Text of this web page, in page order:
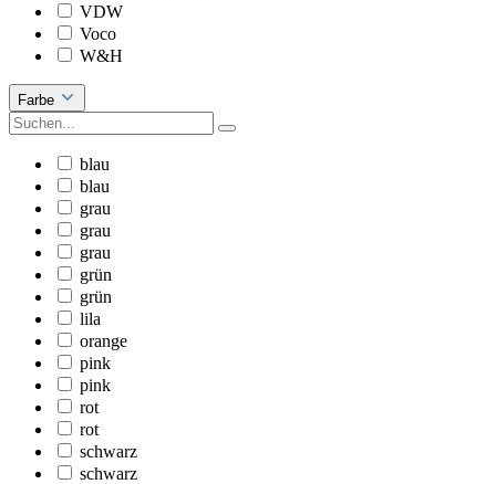
VDW
Voco
W&H
Farbe
blau
blau
grau
grau
grau
grün
grün
lila
orange
pink
pink
rot
rot
schwarz
schwarz